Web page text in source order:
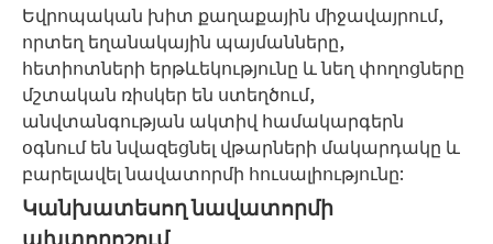
Եվրոպական խիտ քաղաքային միջավայրում,
որտեղ եղանակային պայմանները,
հետիոտների երթևեկությունը և նեղ փողոցները
մշտական ​​ռիսկեր են ստեղծում,
անվտանգության ակտիվ համակարգերն
օգնում են նվազեցնել վթարների մակարդակը և
բարելավել նավատորմի հուսալիությունը:
Կանխատեսող նավատորմի
ախտորոշում